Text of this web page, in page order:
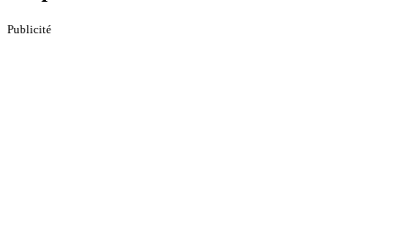
Publicité